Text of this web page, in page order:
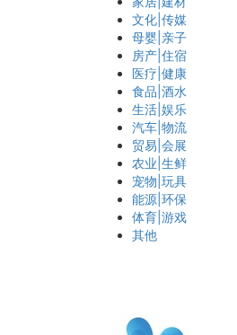
文化|传媒
母婴|亲子
房产|住宿
医疗|健康
食品|酒水
生活|娱乐
汽车|物流
贸易|会展
农业|生鲜
宠物|玩具
能源|环保
体育|游戏
其他